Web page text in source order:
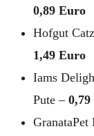
0,89 Euro
Hofgut
1,49 Euro
Iams
Pute –